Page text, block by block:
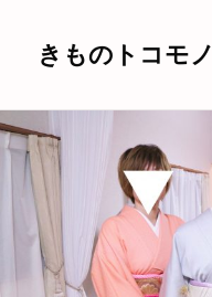
きものトコモノ